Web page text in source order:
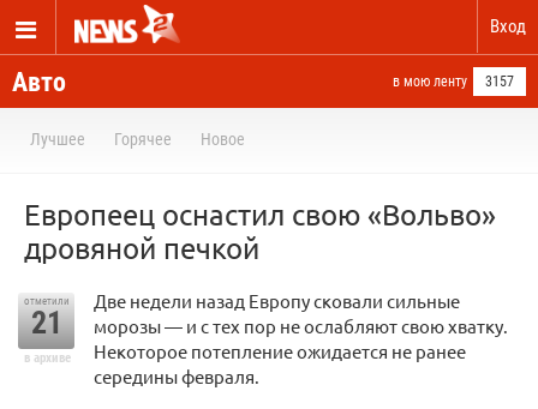
Вход
Авто в мою ленту 3157
Лучшее Горячее Новое
Европеец оснастил свою «Вольво»
дровяной печкой
отметили
21
в архиве
Две недели назад Европу сковали сильные
морозы — и с тех пор не ослабляют свою хватку.
Некоторое потепление ожидается не ранее
середины февраля.